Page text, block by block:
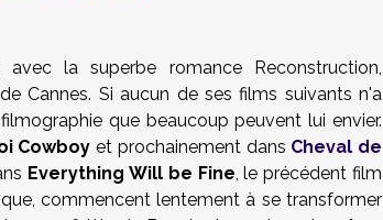
la superbe romance Reconstruction,
Cannes. Si aucun de ses films suivants n'a
que beaucoup peuvent lui envier.
Cowboy et prochainement dans Cheval de
Everything Will be Fine, le précédent film
commencent lentement à se transformer